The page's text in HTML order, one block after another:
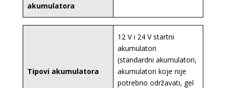
akumulatora
Tipovi akumulatora
12 V i 24 V startni
akumulatori
(standardni akumulatori,
akumulatori koje nije
potrebno održavati, gel